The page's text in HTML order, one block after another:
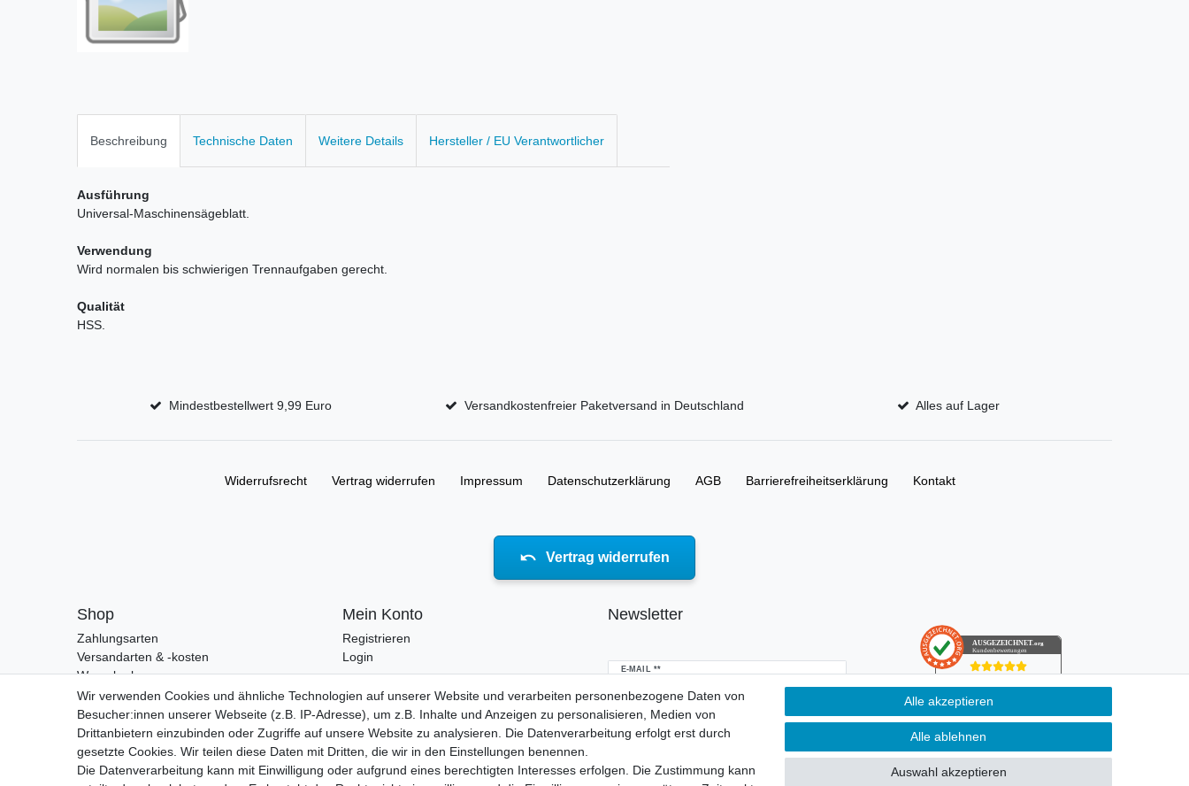
Beschreibung Technische Daten Weitere Details Hersteller / EU Verantwortlicher
Ausführung
Universal-Maschinensägeblatt.
Verwendung
Wird normalen bis schwierigen Trennaufgaben gerecht.
Qualität
HSS.
Mindestbestellwert 9,99 Euro Versandkostenfreier Paketversand in Deutschland Alles auf Lager
Widerrufs­recht Vertrag widerrufen Impressum Daten­schutz­erklärung AGB Barrierefreiheitserklärung Kontakt
Vertrag widerrufen
Shop
Zahlungsarten
Versandarten & -kosten
Warenkorb
Zur Kasse
Mein Konto
Registrieren
Login
Newsletter
E-MAIL **
Newsletter
Hiermit bestätige ich, dass ich die
Daten­schutz­
erklärunggelesen habe. Meine Einwilligung kann ich
AUSGEZEICHNET.org
Kundenbewertungen
4.91
68.357 Bewertungen
amazon.de
Wir verwenden Cookies und ähnliche Technologien auf unserer Website und verarbeiten personenbezogene Daten von
Besucher:innen unserer Webseite (z.B. IP-Adresse), um z.B. Inhalte und Anzeigen zu personalisieren, Medien von
Drittanbietern einzubinden oder Zugriffe auf unsere Website zu analysieren. Die Datenverarbeitung erfolgt erst durch
gesetzte Cookies. Wir teilen diese Daten mit Dritten, die wir in den Einstellungen benennen.
Die Datenverarbeitung kann mit Einwilligung oder aufgrund eines berechtigten Interesses erfolgen. Die Zustimmung kann
Alle akzeptieren
Alle ablehnen
Auswahl akzeptieren